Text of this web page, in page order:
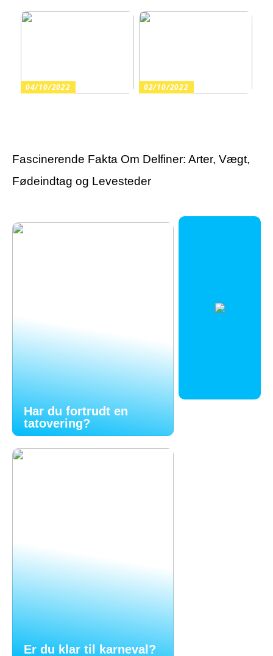
04/10/2022 02/10/2022
Fascinerende Fakta Om Delfiner: Arter, Vægt,
Fødeindtag og Levesteder
Har du fortrudt en
tatovering?
Er du klar til karneval?